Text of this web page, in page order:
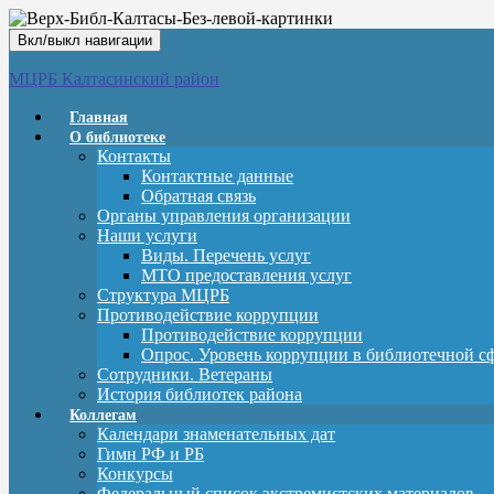
Вкл/выкл навигации
МЦРБ Калтасинский район
Главная
О библиотеке
Контакты
Контактные данные
Обратная связь
Органы управления организации
Наши услуги
Виды. Перечень услуг
МТО предоставления услуг
Структура МЦРБ
Противодействие коррупции
Противодействие коррупции
Опрос. Уровень коррупции в библиотечной
Сотрудники. Ветераны
История библиотек района
Коллегам
Календари знаменательных дат
Гимн РФ и РБ
Конкурсы